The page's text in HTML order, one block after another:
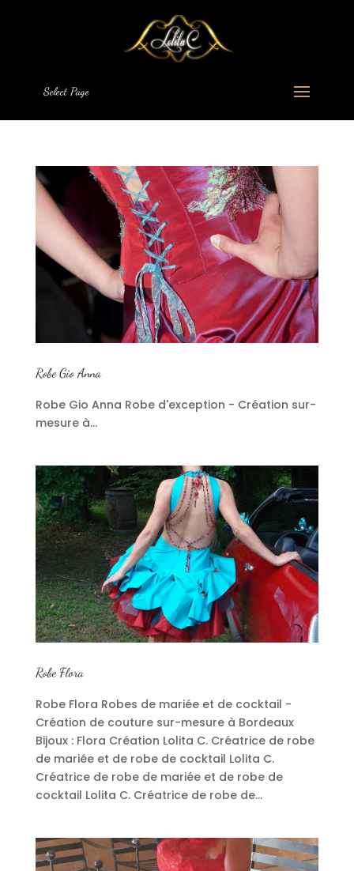
Select Page
Robe Gio Anna
Robe Gio Anna Robe d'exception - Création sur-
mesure à...
Robe Flora
Robe Flora Robes de mariée et de cocktail -
Création de couture sur-mesure à Bordeaux
Bijoux : Flora Création Lolita C. Créatrice de robe
de mariée et de robe de cocktail Lolita C.
Créatrice de robe de mariée et de robe de
cocktail Lolita C. Créatrice de robe de...